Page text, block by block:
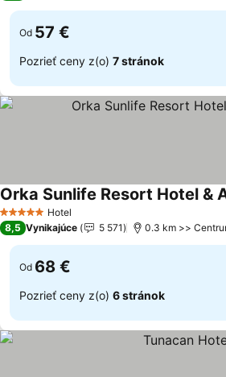
Od 57 €
Pozrieť ceny z(o) 7 stránok
5 Počet hviezdičiek
Hotel
Orka Sunlife Resort Hotel &
8,5 Vynikajúce 5 571 0.3 km >>
Od 68 €
Pozrieť ceny z(o) 6 stránok